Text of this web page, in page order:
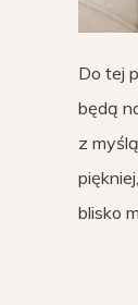
Do tej
będą
z
blisko